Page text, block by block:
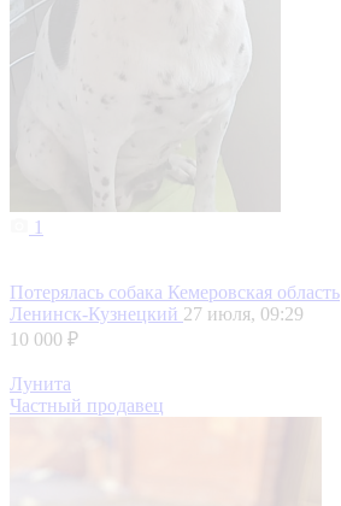
1
Потерялась собака Кемеровская область
Ленинск-Кузнецкий 27 июля, 09:29
10 000 ₽
Лунита
Частный продавец